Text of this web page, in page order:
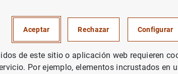
española fue de 2,1
0,7 mm registrada un
ECONÓMICA
Aceptar Rechazar Configurar
de este sitio o aplicación web requieren
Por ejemplo, elementos incrustados